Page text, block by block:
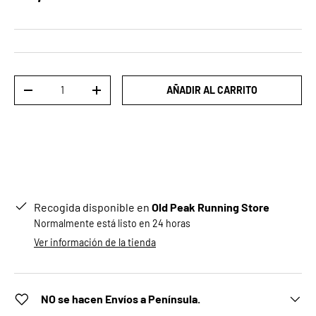
DISMINUIR CANTIDADAUMENTAR LA CANTIDADAÑADIR AL CARRITO
Recogida disponible en Old Peak Running Store
Normalmente está listo en 24 horas
Ver información de la tienda
NO se hacen Envíos a Península.